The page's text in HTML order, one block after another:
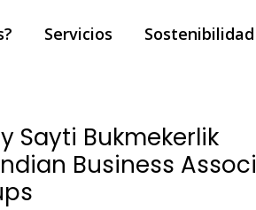
Servicios Sostenibilidad
Sayti Bukmekerlik
Business